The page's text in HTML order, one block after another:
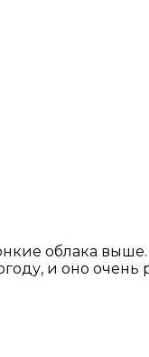
облака
и оно очень